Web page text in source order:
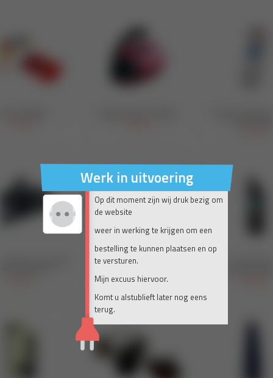
Werk in uitvoering
Op dit moment zijn wij druk bezig om
de website
weer in werking te krijgen om een
bestelling te kunnen plaatsen en op
te versturen.
Mijn excuus hiervoor.
Komt u alstublieft later nog eens
terug.